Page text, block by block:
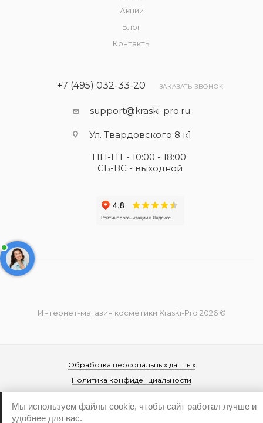
Акции
Блог
Контакты
+7 (495) 032-33-20 ЗАКАЗАТЬ ЗВОНОК
support@kraski-pro.ru
Ул. Твардовского 8 к1
ПН-ПТ - 10:00 - 18:00
СБ-ВС - выходной
Интернет-магазин косметики Kraski-Pro 2026 ©
Обработка персональных данных
Политика конфиденциальности
Мы используем файлы cookie, чтобы сайт работал лучше и
удобнее для вас.